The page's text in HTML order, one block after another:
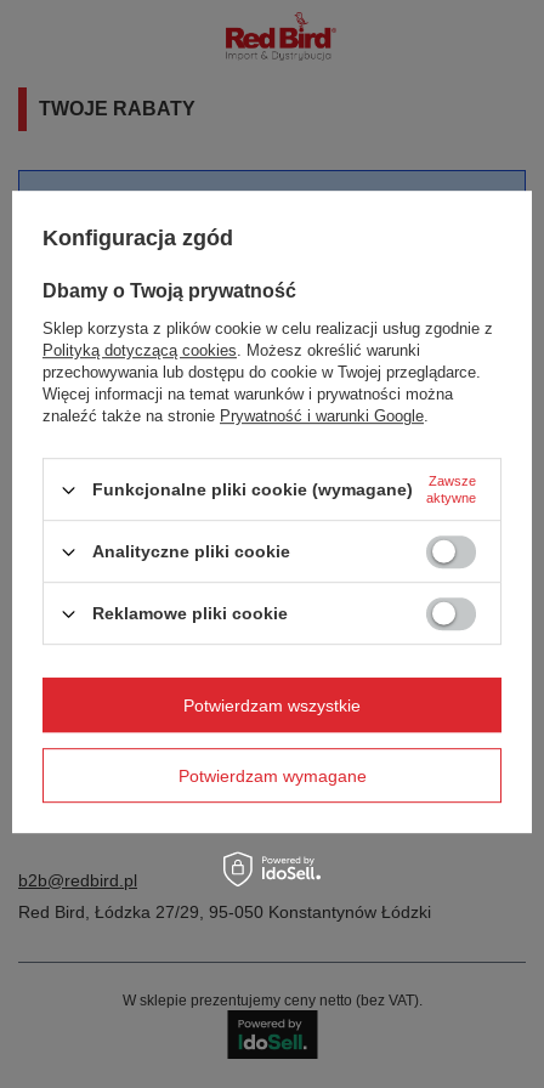
TWOJE RABATY
Zapraszamy do zapoznania się z
regulaminem i progami rabatowymi
Numer kodu rabatowego
Aktywuj
b2b@redbird.pl
Red Bird Łódzka 27/29 95-050 Konstantynów Łódzki
W sklepie prezentujemy ceny netto (bez VAT).
Konfiguracja zgód
Dbamy o Twoją prywatność
Sklep korzysta z plików cookie w celu realizacji usług zgodnie z
Polityką dotyczącą cookies. Możesz określić warunki
przechowywania lub dostępu do cookie w Twojej przeglądarce.
Więcej informacji na temat warunków i prywatności można
znaleźć także na stronie Prywatność i warunki Google.
Funkcjonalne pliki cookie (wymagane)
Zawsze
aktywne
Analityczne pliki cookie
Reklamowe pliki cookie
Potwierdzam wymagane
Potwierdzam wszystkie